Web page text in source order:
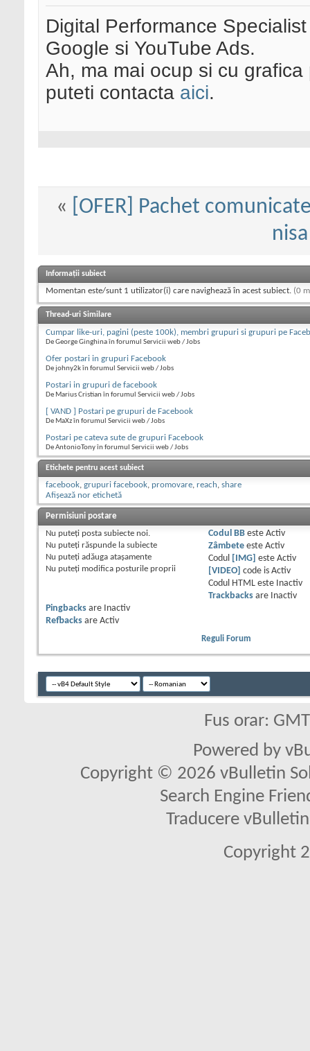
Digital Performance
Google si YouTube Ads.
Ah, ma mai ocup si cu
puteti contacta aici.
«
[OFER] Pachet
Informații subiect
Momentan este/sunt 1 utilizator(i) care navighează în acest subiect. (0
Thread-uri Similare
Cumpar like-uri, pagini (peste 100k), membri grupuri si grupuri pe
De George Ginghina în forumul Servicii web / Jobs
Ofer postari in grupuri Facebook
De johny2k în forumul Servicii web / Jobs
Postari in grupuri de facebook
De Marius Cristian în forumul Servicii web / Jobs
[ VAND ] Postari pe grupuri de Facebook
De MaXz în forumul Servicii web / Jobs
Postari pe cateva sute de grupuri Facebook
De AntonioTony în forumul Servicii web / Jobs
Etichete pentru acest subiect
facebook, grupuri facebook, promovare, reach, share
Afișează nor etichetă
Permisiuni postare
Nu puteţi posta subiecte noi.
Nu puteţi răspunde la subiecte
Nu puteţi adăuga ataşamente
Nu puteţi modifica posturile proprii
Codul BBeste Activ
Zâmbeteeste Activ
Codul
[IMG] este Activ
[VIDEO]
code is Activ
Codul HTML este
Inactiv
Trackbacksare
Inactiv
Pingbacks are
Inactiv
Refbacks are Activ
Reguli Forum
Fus orar:
Powered by
Copyright © 2026 vBulletin
Search Engine
Traducere
Copyright